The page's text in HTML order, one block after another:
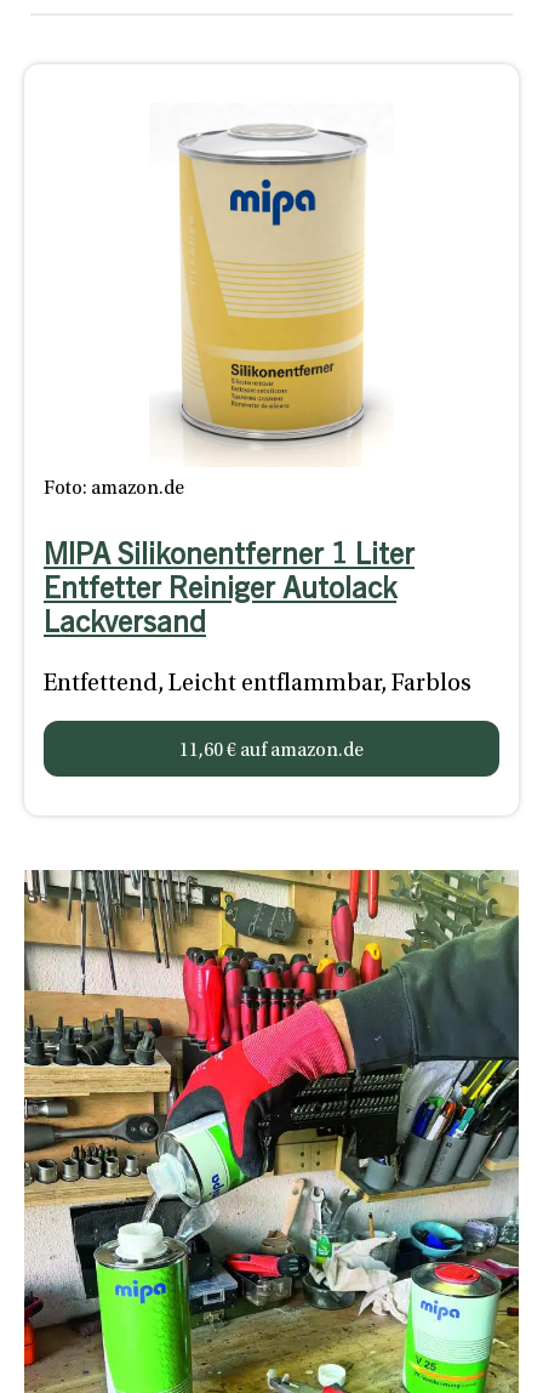
Foto: amazon.de
MIPA Silikonentferner 1 Liter
Entfetter Reiniger Autolack
Lackversand
Entfettend, Leicht entflammbar, Farblos
11,60 € auf amazon.de